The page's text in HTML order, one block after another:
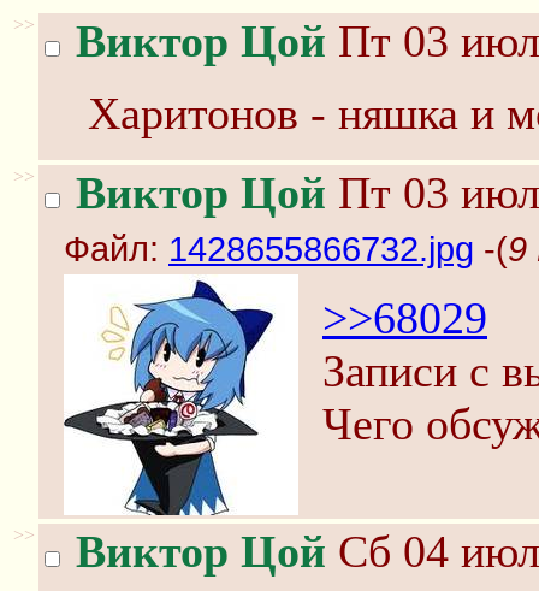
>> Виктор Цой Пт 03
Харитонов - няшка и
>> Виктор Цой Пт 03
Файл: 1428655866732.jpg -(9
>>68029
Записи с
Чего
>> Виктор Цой Сб 04